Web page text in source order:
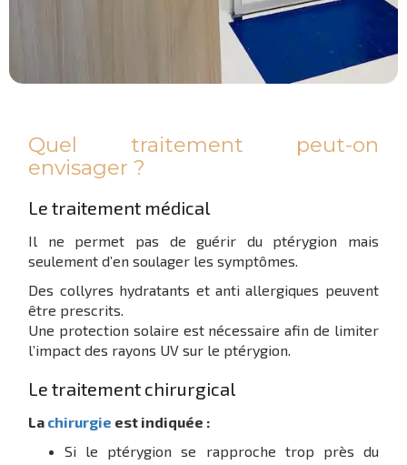
Quel traitement peut-on
envisager ?
Le traitement médical
Il ne permet pas de guérir du ptérygion mais
seulement d’en soulager les symptômes.
Des collyres hydratants et anti allergiques peuvent
être prescrits.
Une protection solaire est nécessaire afin de limiter
l’impact des rayons UV sur le ptérygion.
Le traitement chirurgical
La chirurgie est indiquée :
Si le ptérygion se rapproche trop près du